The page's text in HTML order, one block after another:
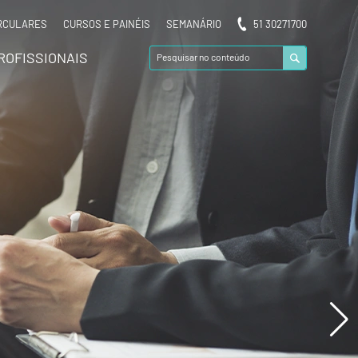
CURSOS E PAINÉIS SEMANÁRIO 51 30271700